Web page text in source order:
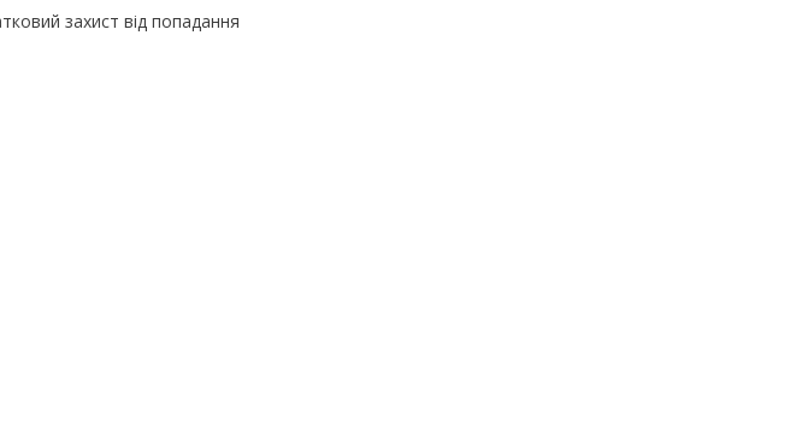
захист від попадання